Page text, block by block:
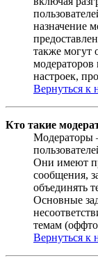
назначение
также могут
модераторов
настроек,
Вернуться к
Кто такие
Модераторы
Они имеют
сообщения,
объединять
Основные
темам
Вернуться к